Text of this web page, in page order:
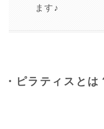
ます♪
・ピラティスとは